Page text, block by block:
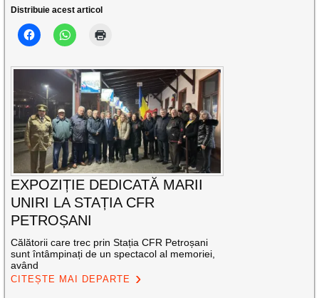
Distribuie acest articol
EXPOZIȚIE DEDICATĂ MARII
UNIRI LA STAȚIA CFR
PETROȘANI
Călătorii care trec prin Stația CFR Petroșani
sunt întâmpinați de un spectacol al memoriei,
având
CITEȘTE MAI DEPARTE